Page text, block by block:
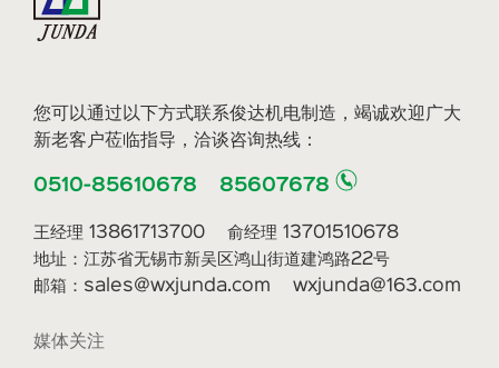
您可以通过以下方式联系俊达机电制造，竭诚欢迎广大
新老客户莅临指导，洽谈咨询热线：
0510-85610678 85607678
王经理 13861713700 俞经理 13701510678
地址：江苏省无锡市新吴区鸿山街道建鸿路22号
邮箱：sales@wxjunda.com wxjunda@163.com
媒体关注